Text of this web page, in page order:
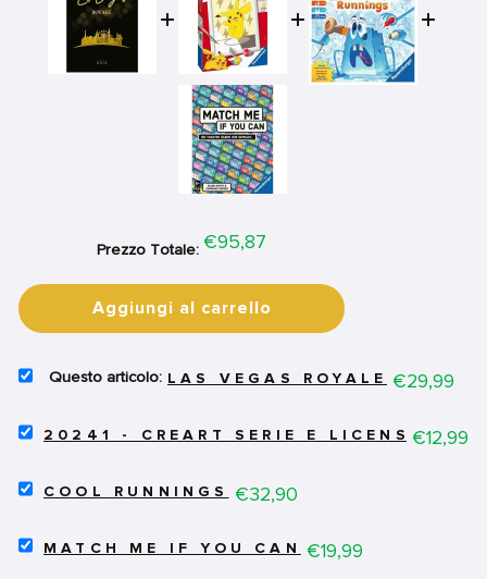
Prezzo Totale: Price
€95,87
Aggiungi al carrello
SELECT
ROYALE
LAS VEGAS ROYALE Price
€29,99
SELECT
CREART
LICENSED
20241 - CREART SERIE E LICENSED -
Price
€12,99
SELECT
FOR
COOL RUNNINGS Price
€32,90
SELECT
MATCH ME IF YOU CAN Price
€19,99